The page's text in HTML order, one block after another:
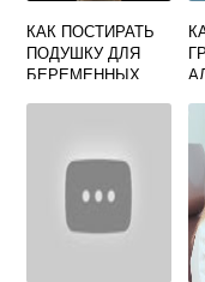
КАК ПОСТИРАТЬ
ПОДУШКУ ДЛЯ
БЕРЕМЕННЫХ